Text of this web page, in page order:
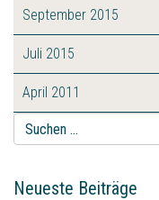
September 2015
Juli 2015
April 2011
Suche
nach:
Neueste Beiträge